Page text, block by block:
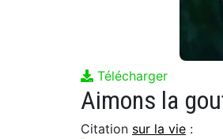
Télécharger
Citation sur la vie :